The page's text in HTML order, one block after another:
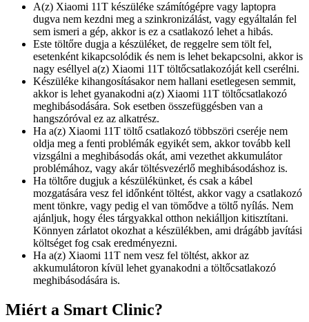
A(z) Xiaomi 11T készüléke számítógépre vagy laptopra
dugva nem kezdni meg a szinkronizálást, vagy egyáltalán fel
sem ismeri a gép, akkor is ez a csatlakozó lehet a hibás.
Este töltőre dugja a készüléket, de reggelre sem tölt fel,
esetenként kikapcsolódik és nem is lehet bekapcsolni, akkor is
nagy eséllyel a(z) Xiaomi 11T töltőcsatlakozóját kell cserélni.
Készüléke kihangosításakor nem hallani esetlegesen semmit,
akkor is lehet gyanakodni a(z) Xiaomi 11T töltőcsatlakozó
meghibásodására. Sok esetben összefüggésben van a
hangszóróval ez az alkatrész.
Ha a(z) Xiaomi 11T töltő csatlakozó többszöri cseréje nem
oldja meg a fenti problémák egyikét sem, akkor tovább kell
vizsgálni a meghibásodás okát, ami vezethet akkumulátor
problémához, vagy akár töltésvezérlő meghibásodáshoz is.
Ha töltőre dugjuk a készülékünket, és csak a kábel
mozgatására vesz fel időnként töltést, akkor vagy a csatlakozó
ment tönkre, vagy pedig el van tömődve a töltő nyílás. Nem
ajánljuk, hogy éles tárgyakkal otthon nekiálljon kitisztítani.
Könnyen zárlatot okozhat a készülékben, ami drágább javítási
költséget fog csak eredményezni.
Ha a(z) Xiaomi 11T nem vesz fel töltést, akkor az
akkumulátoron kívül lehet gyanakodni a töltőcsatlakozó
meghibásodására is.
Miért a Smart Clinic?